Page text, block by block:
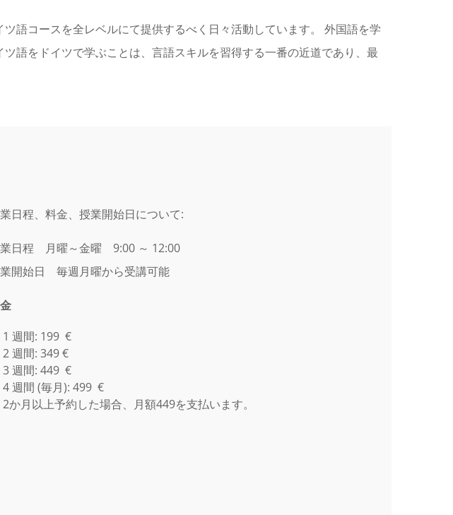
語コースを全レベルにて提供するべく日々活動しています。 外国語を学
語をドイツで学ぶことは、言語スキルを習得する一番の近道であり、最
日程、料金、授業開始日について:
日程 月曜～金曜 9:00 ～ 12:00
開始日 毎週月曜から受講可能
1 週間: 199 €
2 週間: 349 €
3 週間: 449 €
4 週間 (毎月): 499 €
2か月以上予約した場合、月額449を支払います。